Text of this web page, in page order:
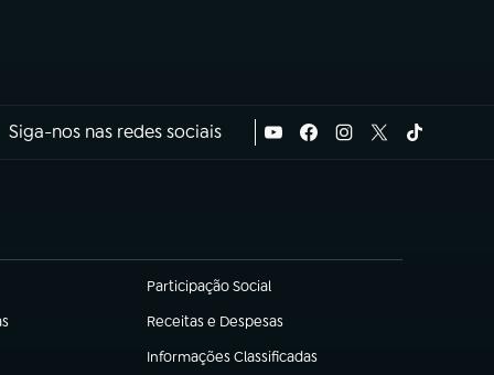
Siga-nos nas redes sociais
Participação Social
(abre em nova aba)
Receitas e Despesas
(abre em nova aba)
Informações Classificadas
(abre em nova aba)